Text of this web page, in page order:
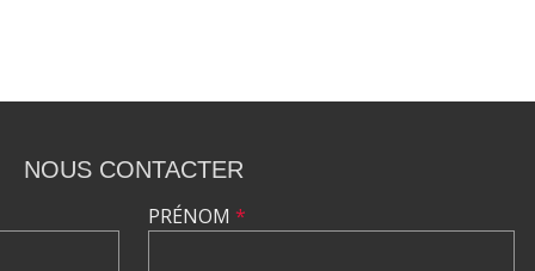
NOUS CONTACTER
PRÉNOM *